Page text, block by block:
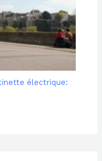
électrique: